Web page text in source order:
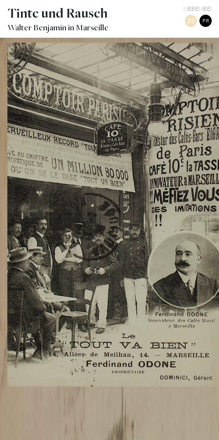
Tinte und Rausch
Walter Benjamin in Marseille
NEBENBEI
DE
FR
CAFÉ LE TOUT VA BIEN
TWITTER TUMBLR PINTEREST